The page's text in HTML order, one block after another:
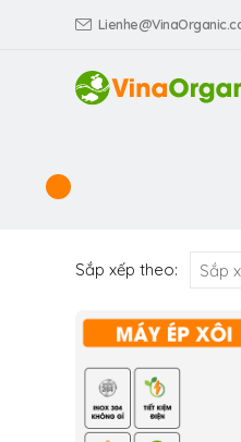
Sắp xếp theo: